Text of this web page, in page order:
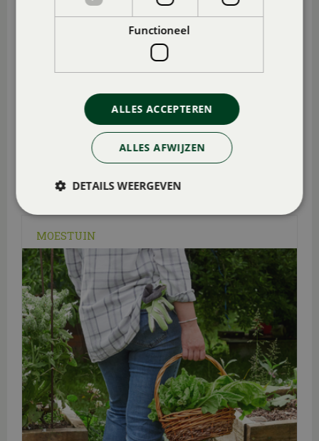
Binnenpotten
Buitenpotten
MOESTUIN
Functioneel
ALLES ACCEPTEREN
ALLES AFWIJZEN
DETAILS WEERGEVEN